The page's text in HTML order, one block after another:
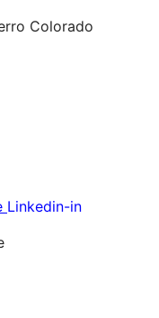
Colorado
Linkedin-in